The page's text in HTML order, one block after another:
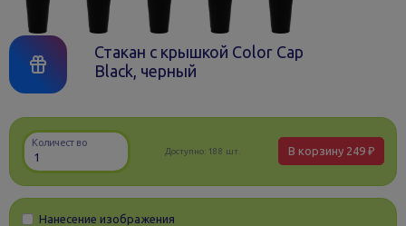
Стакан с крышкой Color Cap
Black, черный
Количество
Доступно: 188 шт. В корзину 249 ₽
Нанесение изображения